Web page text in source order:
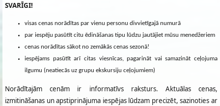
SVARĪGI!
visas cenas norādītas par vienu personu divvietīgajā numurā
par iespēju pasūtīt citu ēdināšanas tipu lūdzu jautājiet mūsu menedžeriem
cenas norādītas sākot no zemākās cenas sezonā!
iespējams pasūtīt arī citas viesnīcas, pagarināt vai samazināt ceļojuma
ilgumu (neatiecās uz grupu ekskursiju ceļojumiem)
Norādītajām cenām ir informatīvs raksturs. Aktuālas cenas,
izmitināšanas un apstiprinājuma iespējas lūdzam precizēt, sazinoties ar